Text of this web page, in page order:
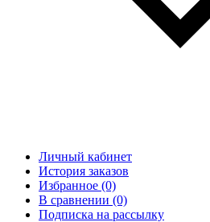
Личный кабинет
История заказов
Избранное (0)
В сравнении (0)
Подписка на рассылку